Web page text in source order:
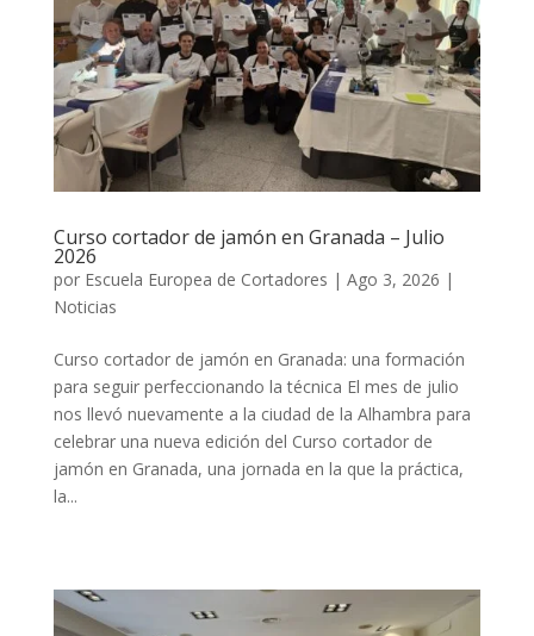
Curso cortador de jamón en Granada – Julio
2026
por Escuela Europea de Cortadores | Ago 3, 2026 |
Noticias
Curso cortador de jamón en Granada: una formación
para seguir perfeccionando la técnica El mes de julio
nos llevó nuevamente a la ciudad de la Alhambra para
celebrar una nueva edición del Curso cortador de
jamón en Granada, una jornada en la que la práctica,
la...